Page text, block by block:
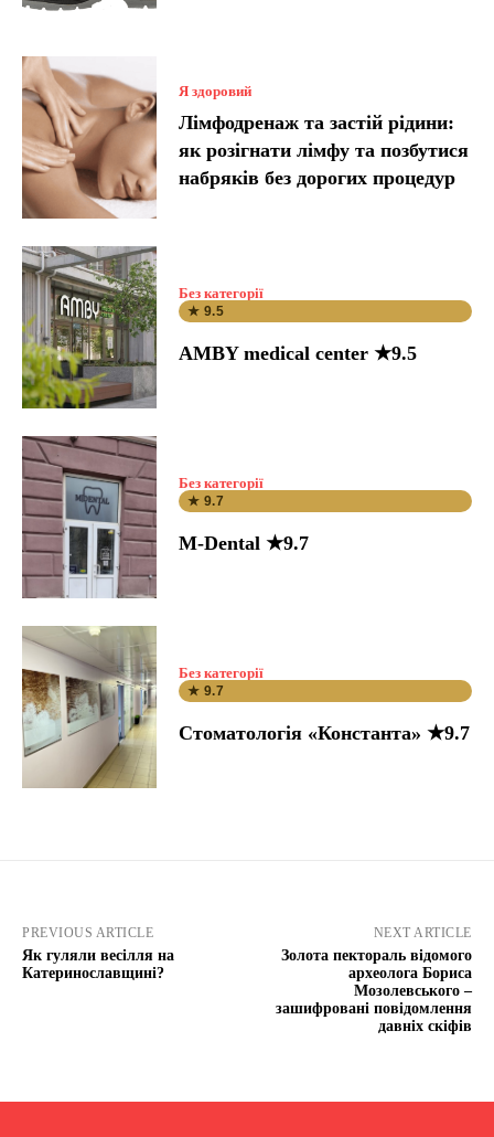
Я здоровий
Лімфодренаж та застій рідини:
як розігнати лімфу та позбутися
набряків без дорогих процедур
Без категорії
★ 9.5
AMBY medical center ★9.5
Без категорії
★ 9.7
M-Dental ★9.7
Без категорії
★ 9.7
Стоматологія «Константа» ★9.7
PREVIOUS ARTICLE
Як гуляли весілля на
Катеринославщині?
NEXT ARTICLE
Золота пектораль відомого
археолога Бориса
Мозолевського –
зашифровані повідомлення
давніх скіфів